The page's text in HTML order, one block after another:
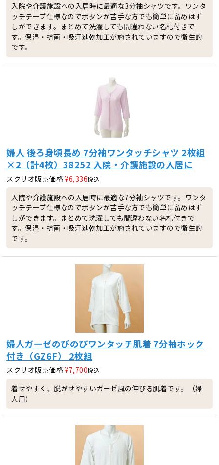
入院や介護施設への入居時に最適な3分袖シャツです。ワンタ
ッチテープ仕様なのでボタンが苦手な方でも簡単に留めはず
しができます。まとめて洗濯しても間違わない名札付きで
す。保湿・抗菌・吸汗速乾加工が施されていますので衛生的
です。
婦人 後ろ身頃長め 7分袖ワンタッチシャツ 2枚組
×2（計4枚）38252 入院・介護施設の入居に
スクリオ販売価格 ¥6,336税込
入院や介護施設への入居時に最適な7分袖シャツです。ワンタ
ッチテープ仕様なのでボタンが苦手な方でも簡単に留めはず
しができます。まとめて洗濯しても間違わない名札付きで
す。保湿・抗菌・吸汗速乾加工が施されていますので衛生的
です。
婦人ガーゼのびのびワンタッチ肌着 7分袖ホック
付き（GZ6F） 2枚組
スクリオ販売価格 ¥7,700税込
着せやすく、脱がせやすいガーゼ風の伸びる肌着です。（婦
人用）